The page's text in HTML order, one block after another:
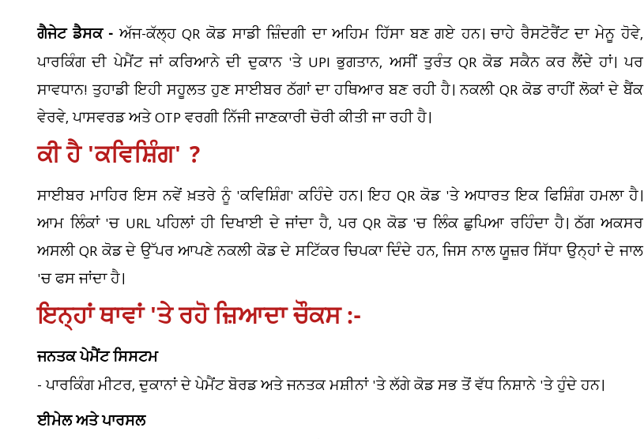
ਗੈਜੇਟ ਡੈਸਕ -ਅੱਜ-ਕੱਲ੍ਹ QR ਕੋਡ ਸਾਡੀ ਜ਼ਿੰਦਗੀ ਦਾ ਅਹਿਮ ਹਿੱਸਾ ਬਣ ਗਏ ਹਨ। ਚਾਹੇ ਰੈਸਟੋਰੈਂਟ ਦਾ ਮੇਨੂ ਹੋਵੇ,
ਪਾਰਕਿੰਗ ਦੀ ਪੇਮੈਂਟ ਜਾਂ ਕਰਿਆਨੇ ਦੀ ਦੁਕਾਨ 'ਤੇ UPI ਭੁਗਤਾਨ, ਅਸੀਂ ਤੁਰੰਤ QR ਕੋਡ ਸਕੈਨ ਕਰ ਲੈਂਦੇ ਹਾਂ। ਪਰ
ਸਾਵਧਾਨ! ਤੁਹਾਡੀ ਇਹੀ ਸਹੂਲਤ ਹੁਣ ਸਾਈਬਰ ਠੱਗਾਂ ਦਾ ਹਥਿਆਰ ਬਣ ਰਹੀ ਹੈ। ਨਕਲੀ QR ਕੋਡ ਰਾਹੀਂ ਲੋਕਾਂ ਦੇ ਬੈਂਕ
ਵੇਰਵੇ, ਪਾਸਵਰਡ ਅਤੇ OTP ਵਰਗੀ ਨਿੱਜੀ ਜਾਣਕਾਰੀ ਚੋਰੀ ਕੀਤੀ ਜਾ ਰਹੀ ਹੈ।
ਕੀ ਹੈ 'ਕਵਿਸ਼ਿੰਗ' ?
ਸਾਈਬਰ ਮਾਹਿਰ ਇਸ ਨਵੇਂ ਖ਼ਤਰੇ ਨੂੰ 'ਕਵਿਸ਼ਿੰਗ' ਕਹਿੰਦੇ ਹਨ। ਇਹ QR ਕੋਡ 'ਤੇ ਅਧਾਰਤ ਇਕ ਫਿਸ਼ਿੰਗ ਹਮਲਾ ਹੈ।
ਆਮ ਲਿੰਕਾਂ 'ਚ URL ਪਹਿਲਾਂ ਹੀ ਦਿਖਾਈ ਦੇ ਜਾਂਦਾ ਹੈ, ਪਰ QR ਕੋਡ 'ਚ ਲਿੰਕ ਛੁਪਿਆ ਰਹਿੰਦਾ ਹੈ। ਠੱਗ ਅਕਸਰ
ਅਸਲੀ QR ਕੋਡ ਦੇ ਉੱਪਰ ਆਪਣੇ ਨਕਲੀ ਕੋਡ ਦੇ ਸਟਿੱਕਰ ਚਿਪਕਾ ਦਿੰਦੇ ਹਨ, ਜਿਸ ਨਾਲ ਯੂਜ਼ਰ ਸਿੱਧਾ ਉਨ੍ਹਾਂ ਦੇ ਜਾਲ
'ਚ ਫਸ ਜਾਂਦਾ ਹੈ।
ਇਨ੍ਹਾਂ ਥਾਵਾਂ 'ਤੇ ਰਹੋ ਜ਼ਿਆਦਾ ਚੌਕਸ :-
ਜਨਤਕ ਪੇਮੈਂਟ ਸਿਸਟਮ
- ਪਾਰਕਿੰਗ ਮੀਟਰ, ਦੁਕਾਨਾਂ ਦੇ ਪੇਮੈਂਟ ਬੋਰਡ ਅਤੇ ਜਨਤਕ ਮਸ਼ੀਨਾਂ 'ਤੇ ਲੱਗੇ ਕੋਡ ਸਭ ਤੋਂ ਵੱਧ ਨਿਸ਼ਾਨੇ 'ਤੇ ਹੁੰਦੇ ਹਨ।
ਈਮੇਲ ਅਤੇ ਪਾਰਸਲ